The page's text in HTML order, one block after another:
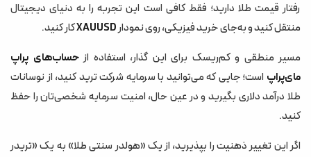
رفتار قیمت طلا دارید؛ فقط کافی است این تجربه را به دنیای دیجیتال
منتقل کنید و به‌جای خرید فیزیکی، روی نمودارXAUUSD
مسیر منطقی و کم‌ریسک برای این گذار، استفاده ازحساب‌های پراپ
مای‌پراپ است؛ جایی که می‌توانید با سرمایه شرکت ترید کنید، از نوسانات
طلا درآمد دلاری بگیرید و در عین حال، امنیت سرمایه شخصی‌تان را حفظ
کنید.
اگر این تغییر ذهنیت را بپذیرید، از یک «هولدر سنتی طلا» به یک «تریدر